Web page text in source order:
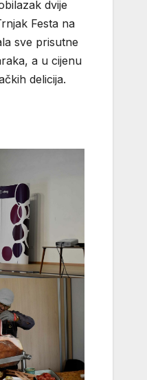
dvije
Festa na
sve prisutne
a u cijenu
delicija.